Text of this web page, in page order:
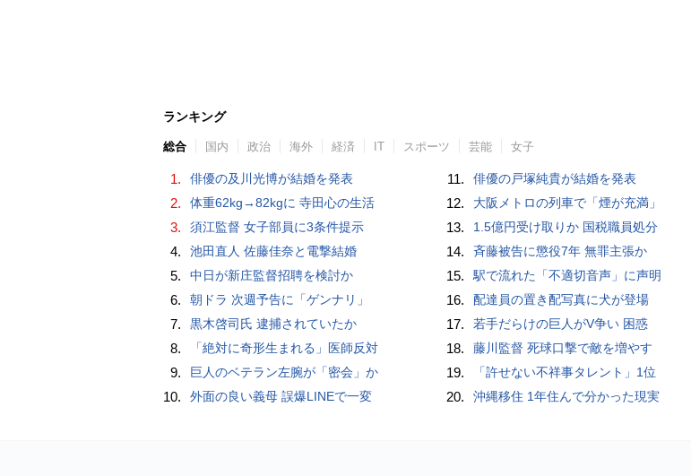
ランキング
総合 国内 政治 海外 経済 IT スポーツ 芸能 女子
1. 俳優の及川光博が結婚を発表
2. 体重62kg→82kgに 寺田心の生活
3. 須江監督 女子部員に3条件提示
4. 池田直人 佐藤佳奈と電撃結婚
5. 中日が新庄監督招聘を検討か
6. 朝ドラ 次週予告に「ゲンナリ」
7. 黒木啓司氏 逮捕されていたか
8. 「絶対に奇形生まれる」医師反対
9. 巨人のベテラン左腕が「密会」か
10. 外面の良い義母 誤爆LINEで一変
11. 俳優の戸塚純貴が結婚を発表
12. 大阪メトロの列車で「煙が充満」
13. 1.5億円受け取りか 国税職員処分
14. 斉藤被告に懲役7年 無罪主張か
15. 駅で流れた「不適切音声」に声明
16. 配達員の置き配写真に犬が登場
17. 若手だらけの巨人がV争い 困惑
18. 藤川監督 死球口撃で敵を増やす
19. 「許せない不祥事タレント」1位
20. 沖縄移住 1年住んで分かった現実